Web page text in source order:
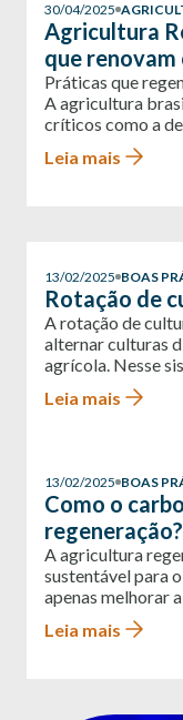
30/04/2025
Agricultura
que
Práticas que
A agricultura
críticos como a
Leia mais
13/02/2025 BOAS
Rotação de
A rotação de
alternar culturas
agrícola. Nesse
Leia mais
13/02/2025 BOAS
Como o
regeneração?
A agricultura
sustentável para
apenas melhorar
Leia mais